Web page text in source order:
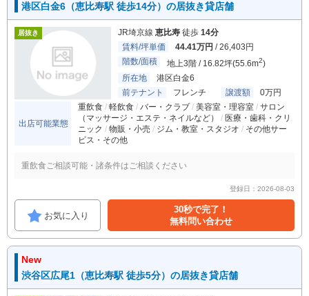
港区白金6（恵比寿駅 徒歩14分）の居抜き貸店舗
居抜き JR埼京線 恵比寿 徒歩 14分
賃料/坪単価
44.41万円 / 26,403円
階数/面積
地上3階 / 16.82坪(55.6m2)
所在地
港区白金6
前テナント
フレンチ 譲渡額 0万円
出店可能業態
重飲食 軽飲食 バー・クラブ 美容室・理容室
サロン
（マッサージ・エステ・ネイルなど）
医療・歯科・クリ
ニック
物販・小売 ジム・教室・スタジオ
その他サー
ビス・その他
重飲食ご相談可能・諸条件はご相談ください
登録日：2026-08-03
お気に入り
30秒で完了！
無料問い合わせ
New
渋谷区広尾1（恵比寿駅 徒歩5分）の居抜き貸店舗